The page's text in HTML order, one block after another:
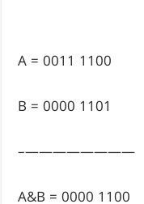
A = 0011 1100
B = 0000 1101
————————–
A&B = 0000 1100